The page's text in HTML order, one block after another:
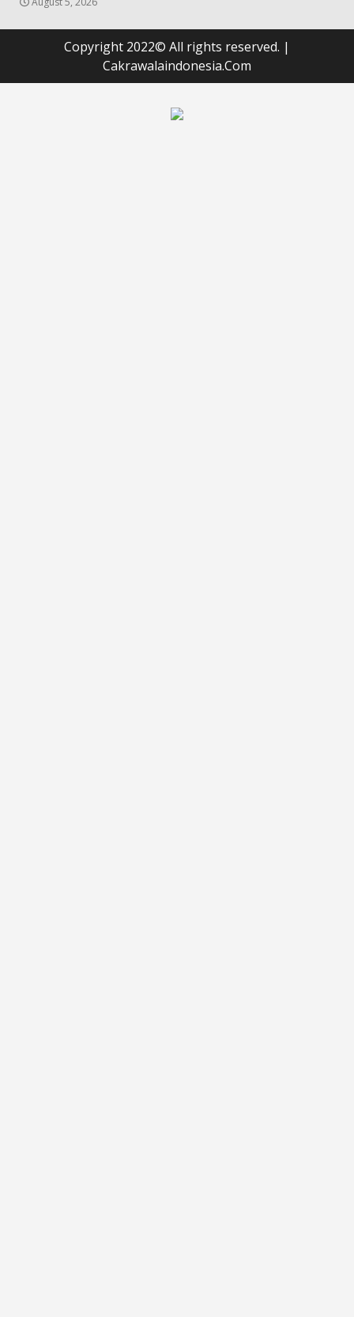
Copyright 2022© All rights reserved. |
Cakrawalaindonesia.Com